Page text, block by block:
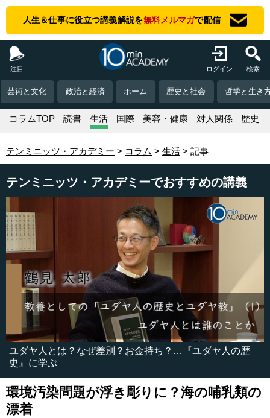
人生＆仕事に役立つ講義解説を無料メルマガで配信
注目 ログイン 検索
芸術と文化 政治と経済 ホーム 歴史と社会 哲学と生き
コラムTOP 読書 生活 国際 美容・健康 対人関係 歴史
テンミニッツ・アカデミー コラム 生活 記事
テンミニッツ・アカデミーでおすすめの講義
ユダヤ人とは？なぜ差別？お金持ち？…『ユダヤ人の歴
史』に学ぶ
環境汚染問題が浮き彫りに？海の哺乳類の
漂着